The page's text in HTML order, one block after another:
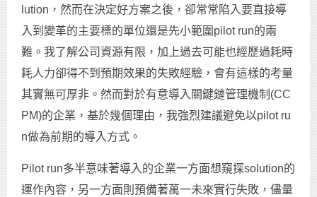
lution，然而在決定好方案之後，卻常常陷入要直接導
入到變革的主要標的單位還是先小範圍pilot run的兩
難。我了解公司資源有限，加上過去可能也經歷過耗時
耗人力卻得不到預期效果的失敗經驗，會有這樣的考量
其實無可厚非。然而對於有意導入關鍵鏈管理機制(CC
PM)的企業，基於幾個理由，我強烈建議避免以pilot ru
n做為前期的導入方式。
Pilot run多半意味著導入的企業一方面想窺探solution的
運作內容，另一方面則預備著萬一未來實行失敗，儘量